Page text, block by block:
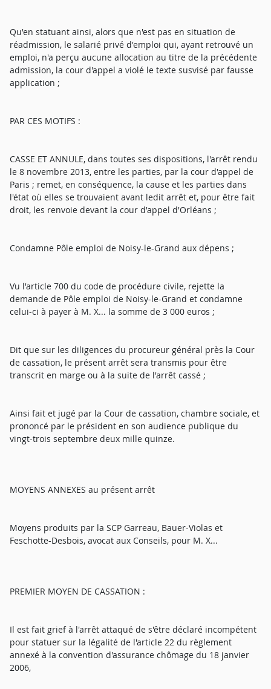
Qu'en statuant ainsi, alors que n'est pas en situation de
réadmission, le salarié privé d'emploi qui, ayant retrouvé un
emploi, n'a perçu aucune allocation au titre de la précédente
admission, la cour d'appel a violé le texte susvisé par fausse
application ;
PAR CES MOTIFS :
CASSE ET ANNULE, dans toutes ses dispositions, l'arrêt rendu
le 8 novembre 2013, entre les parties, par la cour d'appel de
Paris ; remet, en conséquence, la cause et les parties dans
l'état où elles se trouvaient avant ledit arrêt et, pour être fait
droit, les renvoie devant la cour d'appel d'Orléans ;
Condamne Pôle emploi de Noisy-le-Grand aux dépens ;
Vu l'article 700 du code de procédure civile, rejette la
demande de Pôle emploi de Noisy-le-Grand et condamne
celui-ci à payer à M. X... la somme de 3 000 euros ;
Dit que sur les diligences du procureur général près la Cour
de cassation, le présent arrêt sera transmis pour être
transcrit en marge ou à la suite de l'arrêt cassé ;
Ainsi fait et jugé par la Cour de cassation, chambre sociale, et
prononcé par le président en son audience publique du
vingt-trois septembre deux mille quinze.
MOYENS ANNEXES au présent arrêt
Moyens produits par la SCP Garreau, Bauer-Violas et
Feschotte-Desbois, avocat aux Conseils, pour M. X...
PREMIER MOYEN DE CASSATION :
Il est fait grief à l'arrêt attaqué de s'être déclaré incompétent
pour statuer sur la légalité de l'article 22 du règlement
annexé à la convention d'assurance chômage du 18 janvier
2006,